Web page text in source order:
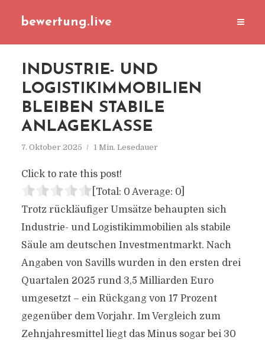
bewertung.live
INDUSTRIE- UND
LOGISTIKIMMOBILIEN
BLEIBEN STABILE
ANLAGEKLASSE
7. Oktober 2025 1 Min. Lesedauer
Click to rate this post!
[Total: 0 Average: 0]
Trotz rückläufiger Umsätze behaupten sich
Industrie- und Logistikimmobilien als stabile
Säule am deutschen Investmentmarkt. Nach
Angaben von Savills wurden in den ersten drei
Quartalen 2025 rund 3,5 Milliarden Euro
umgesetzt – ein Rückgang von 17 Prozent
gegenüber dem Vorjahr. Im Vergleich zum
Zehnjahresmittel liegt das Minus sogar bei 30